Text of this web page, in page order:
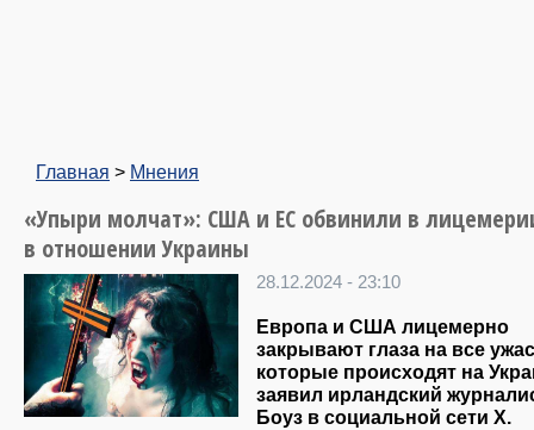
Главная > Мнения
«Упыри молчат»: США и ЕС обвинили в
в отношении Украины
28.12.2024 - 23:10
Европа и США лицемерно
закрывают глаза на все
которые происходят на
заявил ирландский
Боуз в социальной сети X.